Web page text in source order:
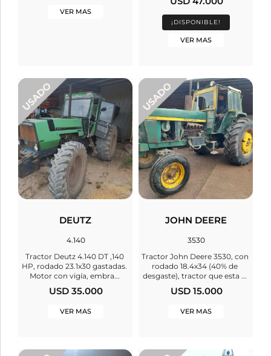
VER MAS
¡DISPONIBLE!
VER MAS
DEUTZ
4.140
Tractor Deutz 4.140 DT ,140
HP, rodado 23.1x30 gastadas.
Motor con vigía, embra...
USD 35.000
VER MAS
JOHN DEERE
3530
Tractor John Deere 3530, con
rodado 18.4x34 (40% de
desgaste), tractor que esta ...
USD 15.000
VER MAS